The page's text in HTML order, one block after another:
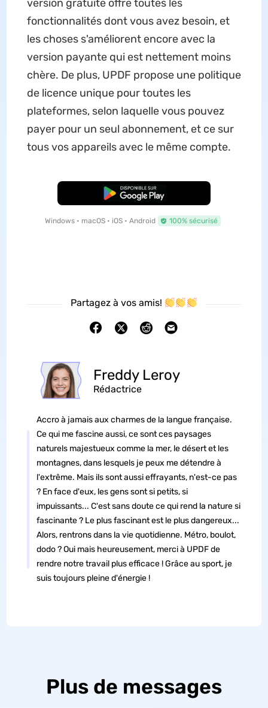
version gratuite offre toutes les
fonctionnalités dont vous avez besoin, et
les choses s'améliorent encore avec la
version payante qui est nettement moins
chère. De plus, UPDF propose une politique
de licence unique pour toutes les
plateformes, selon laquelle vous pouvez
payer pour un seul abonnement, et ce sur
tous vos appareils avec le même compte.
TÉLÉCHARGER
Windows • macOS • iOS • Android 100% sécurisé
Partagez à vos amis!
Freddy Leroy
Rédactrice
Accro à jamais aux charmes de la langue française.
Ce qui me fascine aussi, ce sont ces paysages
naturels majestueux comme la mer, le désert et les
montagnes, dans lesquels je peux me détendre à
l'extrême. Mais ils sont aussi effrayants, n'est-ce pas
? En face d'eux, les gens sont si petits, si
impuissants... C'est sans doute ce qui rend la nature si
fascinante ? Le plus fascinant est le plus dangereux...
Alors, rentrons dans la vie quotidienne. Métro, boulot,
dodo ? Oui mais heureusement, merci à UPDF de
rendre notre travail plus efficace ! Grâce au sport, je
suis toujours pleine d'énergie !
Plus de messages